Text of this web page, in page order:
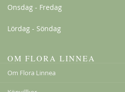
Onsdag - Fredag
Lördag - Söndag
OM FLORA LINNEA
Om Flora Linnea